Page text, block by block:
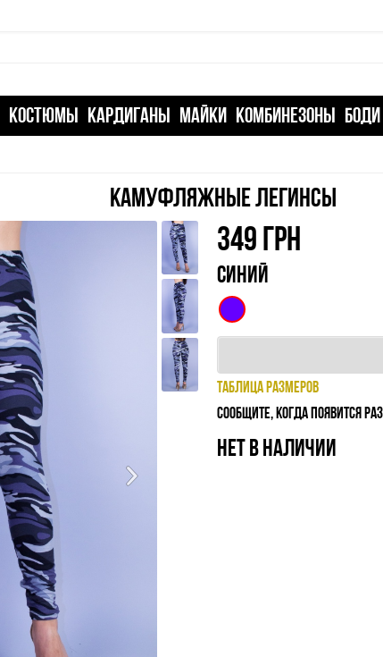
КОСТЮМЫ КАРДИГАНЫ МАЙКИ КОМБИНЕЗОНЫ БОДИ
КАМУФЛЯЖНЫЕ ЛЕГИНСЫ
349ГРН
СИНИЙ
ТАБЛИЦА РАЗМЕРОВ
СООБЩИТЕ, КОГДА ПОЯВИТСЯ
НЕТ В НАЛИЧИИ